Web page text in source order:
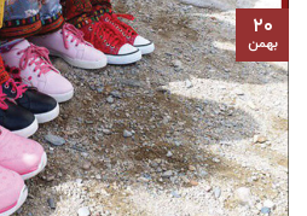
۲۰
بهمن